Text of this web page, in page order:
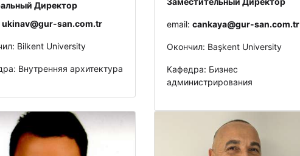
Директор
ukinav@gur-san.com.tr
Bilkent University
Внутренняя архитектура
email: cankaya@gur-san.com.tr
Окончил: Başkent University
Кафедра: Бизнес
администрирования